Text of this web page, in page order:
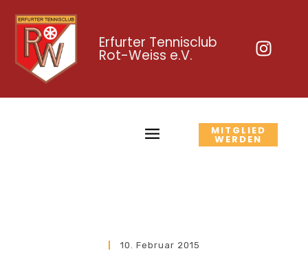
Erfurter Tennisclub
Rot-Weiss e.V.
MITGLIED
WERDEN
10. Februar 2015